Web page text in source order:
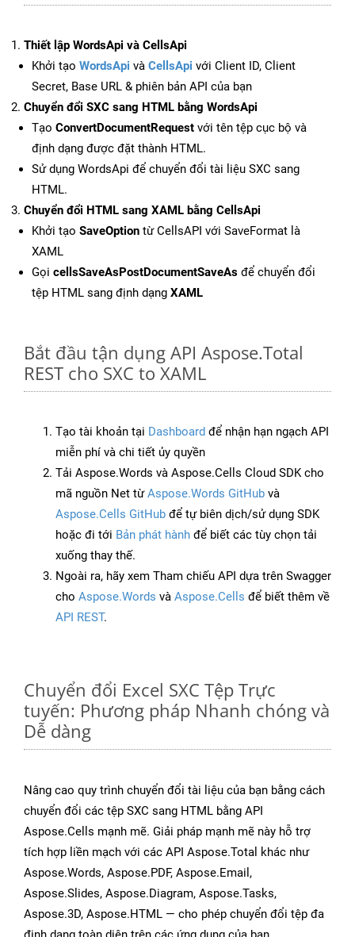
Thiết lập WordsApi và CellsApi
Khởi tạo WordsApi và CellsApi với Client ID, Client
Secret, Base URL & phiên bản API của bạn
Chuyển đổi SXC sang HTML bằng WordsApi
Tạo ConvertDocumentRequest với tên tệp cục bộ và
định dạng được đặt thành HTML.
Sử dụng WordsApi để chuyển đổi tài liệu SXC sang
HTML.
Chuyển đổi HTML sang XAML bằng CellsApi
Khởi tạo SaveOption từ CellsAPI với SaveFormat là
XAML
Gọi cellsSaveAsPostDocumentSaveAs để chuyển đổi
tệp HTML sang định dạng XAML
Bắt đầu tận dụng API Aspose.Total
REST cho SXC to XAML
Tạo tài khoản tại Dashboard để nhận hạn ngạch API
miễn phí và chi tiết ủy quyền
Tải Aspose.Words và Aspose.Cells Cloud SDK cho
mã nguồn Net từAspose.Words GitHub và
Aspose.Cells GitHub để tự biên dịch/sử dụng SDK
hoặc đi tới Bản phát hành để biết các tùy chọn tải
xuống thay thế.
Ngoài ra, hãy xem Tham chiếu API dựa trên Swagger
cho Aspose.Words và Aspose.Cells để biết thêm về
API REST.
Chuyển đổi Excel SXC Tệp Trực
tuyến: Phương pháp Nhanh chóng và
Dễ dàng
Nâng cao quy trình chuyển đổi tài liệu của bạn bằng cách
chuyển đổi các tệp SXC sang HTML bằng API
Aspose.Cells mạnh mẽ. Giải pháp mạnh mẽ này hỗ trợ
tích hợp liền mạch với các API Aspose.Total khác như
Aspose.Words, Aspose.PDF, Aspose.Email,
Aspose.Slides, Aspose.Diagram, Aspose.Tasks,
Aspose.3D, Aspose.HTML — cho phép chuyển đổi tệp đa